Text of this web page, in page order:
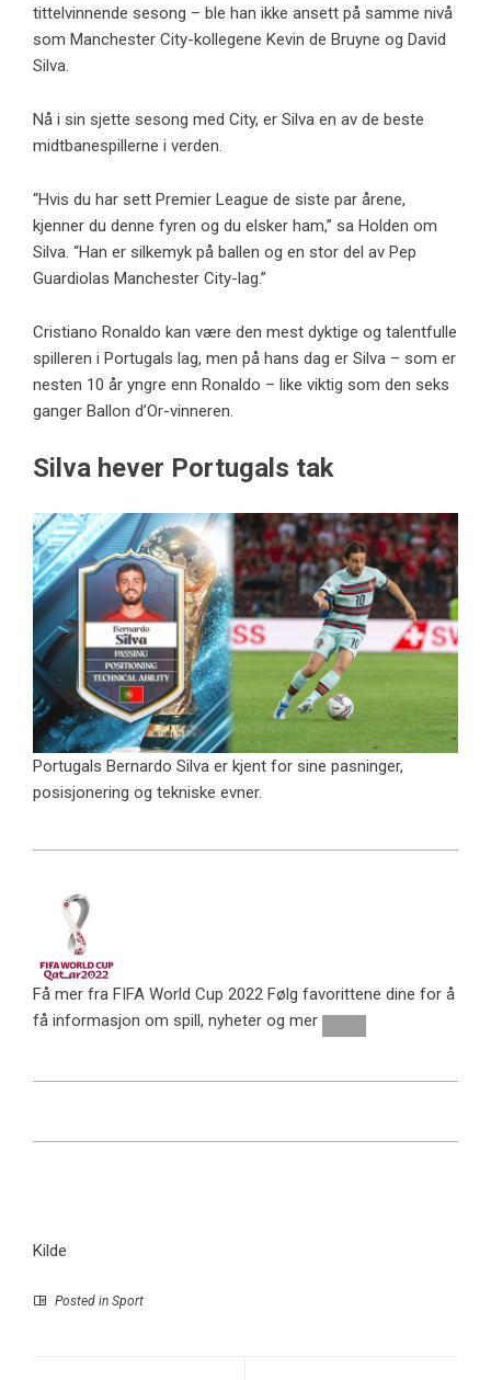
tittelvinnende sesong – ble han ikke ansett på samme nivå
som Manchester City-kollegene Kevin de Bruyne og David
Silva.
Nå i sin sjette sesong med City, er Silva en av de beste
midtbanespillerne i verden.
“Hvis du har sett Premier League de siste par årene,
kjenner du denne fyren og du elsker ham,” sa Holden om
Silva. “Han er silkemyk på ballen og en stor del av Pep
Guardiolas Manchester City-lag.”
Cristiano Ronaldo kan være den mest dyktige og talentfulle
spilleren i Portugals lag, men på hans dag er Silva – som er
nesten 10 år yngre enn Ronaldo – like viktig som den seks
ganger Ballon d’Or-vinneren.
Silva hever Portugals tak
Portugals Bernardo Silva er kjent for sine pasninger,
posisjonering og tekniske evner.
Få mer fra FIFA World Cup 2022 Følg favorittene dine for å
få informasjon om spill, nyheter og mer
Kilde
Posted in Sport